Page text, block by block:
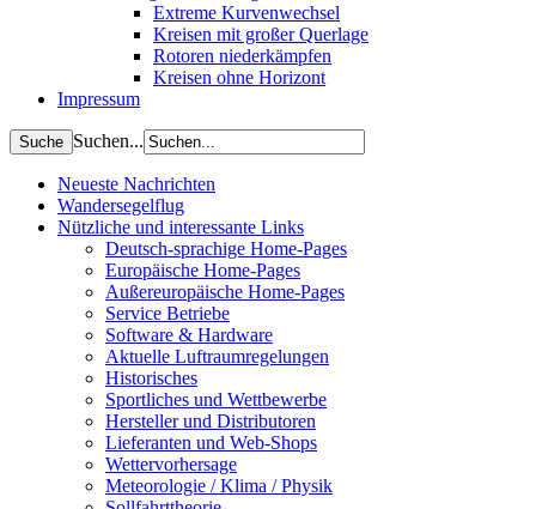
Extreme Kurvenwechsel
Kreisen mit großer Querlage
Rotoren niederkämpfen
Kreisen ohne Horizont
Impressum
Suchen...
Neueste Nachrichten
Wandersegelflug
Nützliche und interessante Links
Deutsch-sprachige Home-Pages
Europäische Home-Pages
Außereuropäische Home-Pages
Service Betriebe
Software & Hardware
Aktuelle Luftraumregelungen
Historisches
Sportliches und Wettbewerbe
Hersteller und Distributoren
Lieferanten und Web-Shops
Wettervorhersage
Meteorologie / Klima / Physik